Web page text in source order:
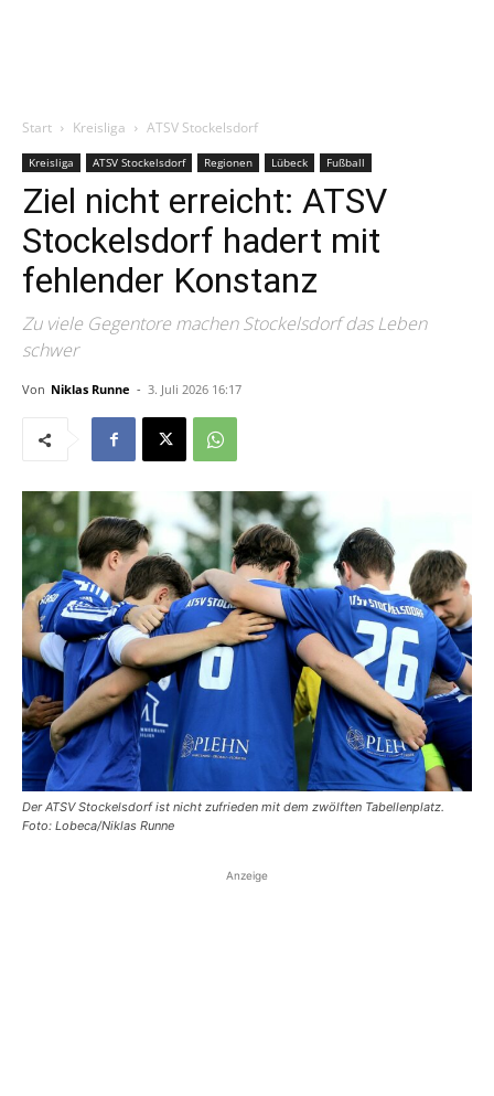
Start Kreisliga ATSV Stockelsdorf
Kreisliga ATSV Stockelsdorf Regionen Lübeck Fußball
Ziel nicht erreicht: ATSV
Stockelsdorf hadert mit
fehlender Konstanz
Zu viele Gegentore machen Stockelsdorf das Leben
schwer
Von Niklas Runne - 3. Juli 2026 16:17
Der ATSV Stockelsdorf ist nicht zufrieden mit dem zwölften Tabellenplatz.
Foto: Lobeca/Niklas Runne
Anzeige